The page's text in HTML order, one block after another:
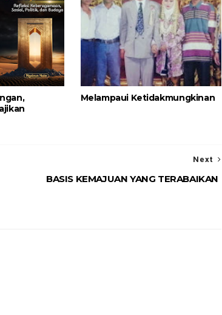
Melampaui Ketidakmungkinan
Next
BASIS KEMAJUAN YANG TERABAIKAN